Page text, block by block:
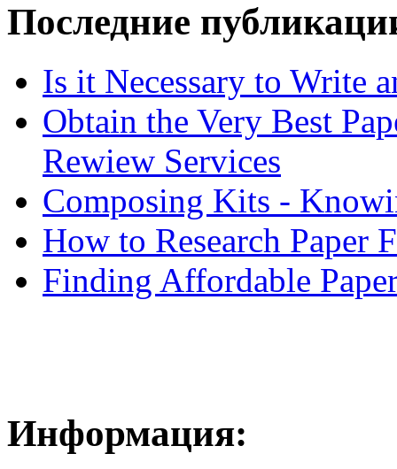
Последние
Is it Necessary to Write
Obtain the Very Best
Rewiew Services
Composing Kits -
How to Research Paper
Finding Affordable
Информация: